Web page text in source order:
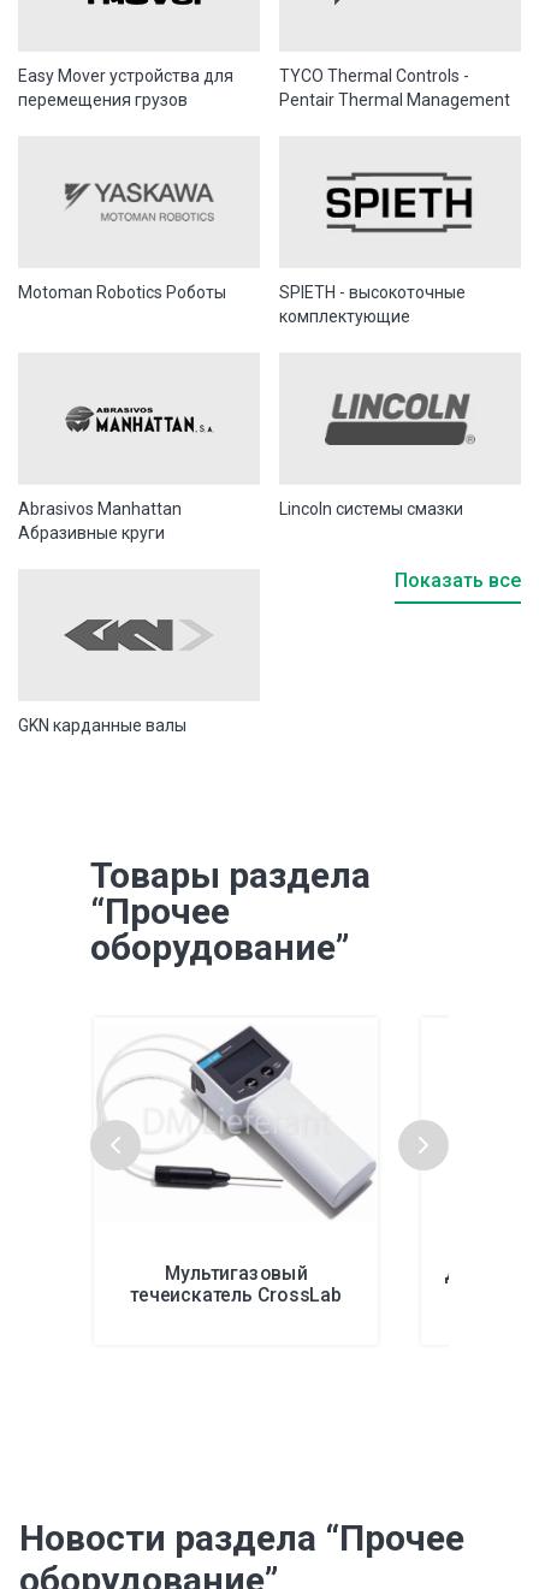
Easy Mover устройства для
перемещения грузов
TYCO Thermal Controls -
Pentair Thermal Management
Motoman Robotics Роботы
SPIETH - высокоточные
комплектующие
Abrasivos Manhattan
Абразивные круги
Lincoln системы смазки
GKN карданные валы
Показать все
Товары раздела
“Прочее
оборудование”
Мультигазовый
течеискатель CrossLab
Новости раздела “Прочее
оборудование”